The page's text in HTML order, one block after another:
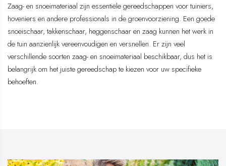
Zaag- en snoeimateriaal zijn essentiële gereedschappen voor tuiniers,
hoveniers en andere professionals in de groenvoorziening. Een goede
snoeischaar, takkenschaar, heggenschaar en zaag kunnen het werk in
de tuin aanzienlijk vereenvoudigen en versnellen. Er zijn veel
verschillende soorten zaag- en snoeimateriaal beschikbaar, dus het is
belangrijk om het juiste gereedschap te kiezen voor uw specifieke
behoeften.